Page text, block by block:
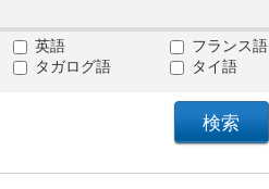
英語 フランス語
タガログ語 タイ語